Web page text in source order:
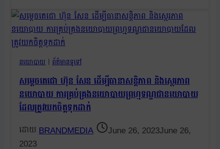
នយោបាយ | ព័ត៌មានទូទៅ
សម្តេចតេជោ ហ៊ុន សែន ដើម្បីធានាសន្តិភាព និងស្ថេរភាព
នយោបាយ ការគ្រប់គ្រងនយោបាយព្រហ្មទណ្ឌជានយោបាយ
ដែលត្រូវយកចិត្តទុកដាក់
BRANDMEDIA June 26, 2023June 26,
2023